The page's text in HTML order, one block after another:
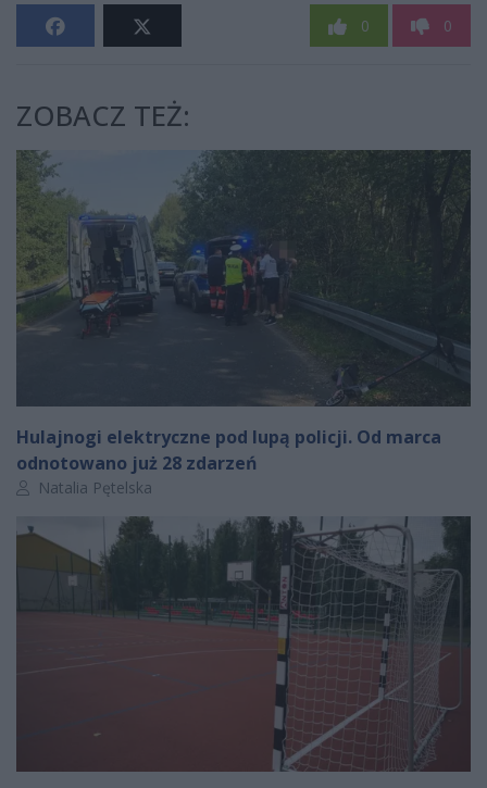
0 0
ZOBACZ TEŻ:
Hulajnogi elektryczne pod lupą policji. Od marca
odnotowano już 28 zdarzeń
Autor artykułu:
Natalia Pętelska